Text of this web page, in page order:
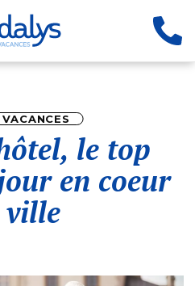
le top
en coeur
ville